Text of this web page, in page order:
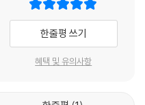
한줄평 쓰기
혜택 및 유의사항